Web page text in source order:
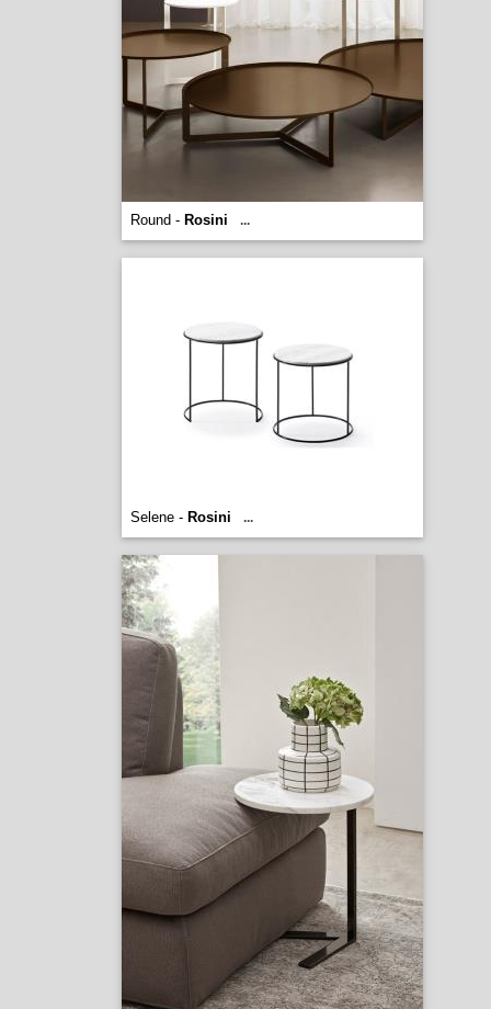
Round - Rosini ...
Selene - Rosini ...